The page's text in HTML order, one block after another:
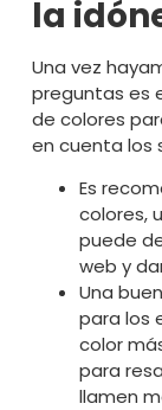
la
Una vez
preguntas es
de colores
en cuenta los
Es
colores,
puede
web y
Una
para los
color
para
llamen